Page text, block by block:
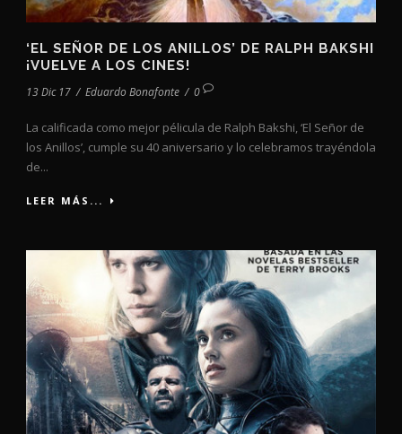
‘EL SEÑOR DE LOS ANILLOS’ DE RALPH BAKSHI
¡VUELVE A LOS CINES!
13 Dic 17 / Eduardo Bonafonte / 0
La calificada como mejor pélicula de Ralph Bakshi, ‘El Señor de
los Anillos’, cumple su 40 aniversario y lo celebramos trayéndola
de...
LEER MÁS...